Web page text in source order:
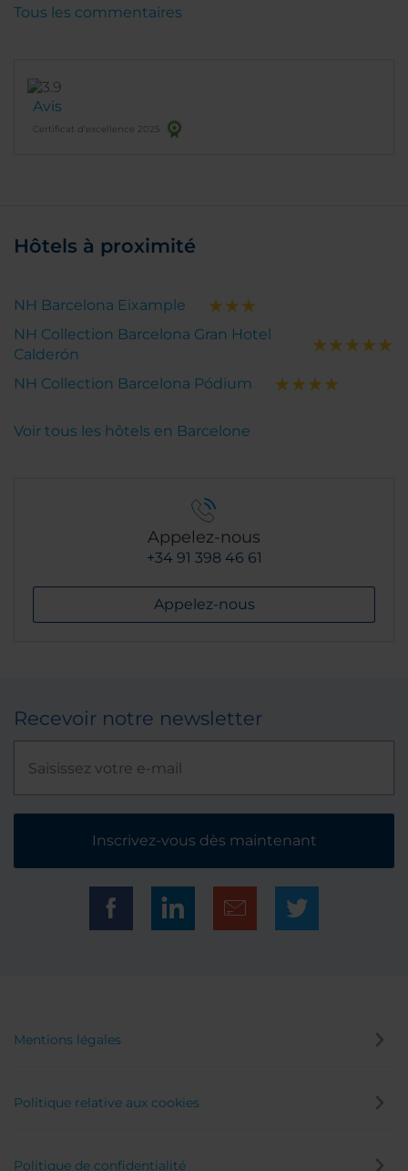
Avis
Certificat d’excellence 2025
Tous les commentaires
Hôtels à proximité
NH Barcelona Eixample
NH Collection Barcelona Gran Hotel
Calderón
NH Collection Barcelona Pódium
Voir tous les hôtels en Barcelone
Appelez-nous
+34 91 398 46 61
Appelez-nous
Recevoir notre newsletter
Inscrivez-vous dès maintenant
Mentions légales
Politique relative aux cookies
Politique de confidentialité